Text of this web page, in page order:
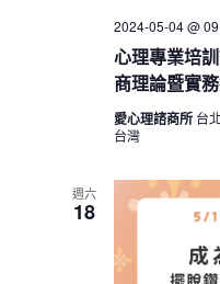
心理專業培
商理論暨實務
2024-05-04 @
愛心理諮商所 台
台灣
週六
18